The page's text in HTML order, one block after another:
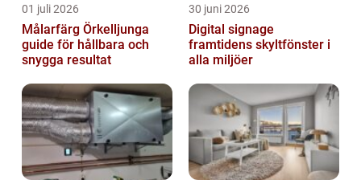
01 juli 2026
Målarfärg Örkelljunga
guide för hållbara och
snygga resultat
30 juni 2026
Digital signage
framtidens skyltfönster i
alla miljöer